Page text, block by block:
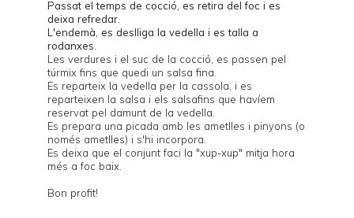
Passat el temps de cocció, es retira del foc i es
deixa refredar.
L'endemà, es deslliga la vedella i es talla a
rodanxes.
Les verdures i el suc de la cocció, es passen pel
túrmix fins que quedi un salsa fina.
Es reparteix la vedella per la cassola, i es
reparteixen la salsa i els salsafins que havíem
reservat pel damunt de la vedella.
Es prepara una picada amb les ametlles i pinyons (o
només ametlles) i s'hi incorpora.
Es deixa que el conjunt faci la "xup-xup" mitja hora
més a foc baix.
Bon profit!